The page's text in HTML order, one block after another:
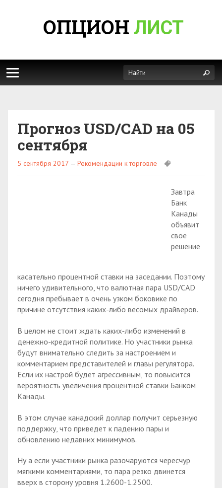
ОПЦИОН ЛИСТ
Прогноз USD/CAD на 05
сентября
5 сентября 2017 — Рекомендации к торговле
Завтра
Банк
Канады
объявит
свое
решение
касательно процентной ставки на заседании. Поэтому
ничего удивительного, что валютная пара USD/CAD
сегодня пребывает в очень узком боковике по
причине отсутствия каких-либо весомых драйверов.
В целом не стоит ждать каких-либо изменений в
денежно-кредитной политике. Но участники рынка
будут внимательно следить за настроением и
комментарием представителей и главы регулятора.
Если их настрой будет агрессивным, то повысится
вероятность увеличения процентной ставки Банком
Канады.
В этом случае канадский доллар получит серьезную
поддержку, что приведет к падению пары и
обновлению недавних минимумов.
Ну а если участники рынка разочаруются чересчур
мягкими комментариями, то пара резко двинется
вверх в сторону уровня 1.2600-1.2500.